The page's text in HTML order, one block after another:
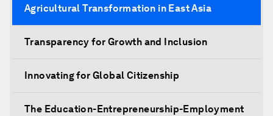
Agricultural Transformation in East Asia
Transparency for Growth and Inclusion
Innovating for Global Citizenship
The Education-Entrepreneurship-Employment